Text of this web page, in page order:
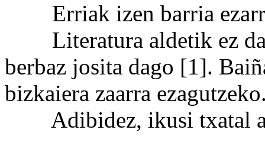
Erriak izen barria ezarri
Literatura aldetik ez da
berbaz josita dago [1].
bizkaiera zaarra
Adibidez, ikusi txatal